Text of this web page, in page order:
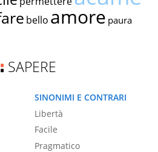
bello amore paura
SAPERE
SINONIMI E CONTRARI
Libertà
Facile
Pragmatico